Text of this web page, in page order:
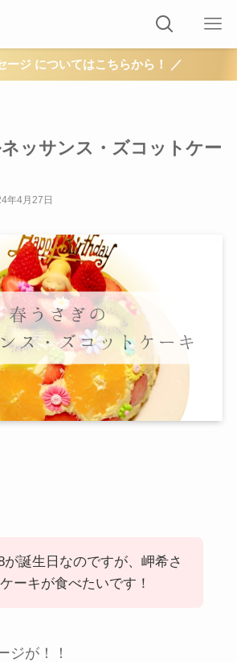
ージ についてはこちらから！ ／
ッサンス・ズコットケー
年4月27日
が誕生日なのですが、岬希さ
ーキが食べたいです！
ジが！！